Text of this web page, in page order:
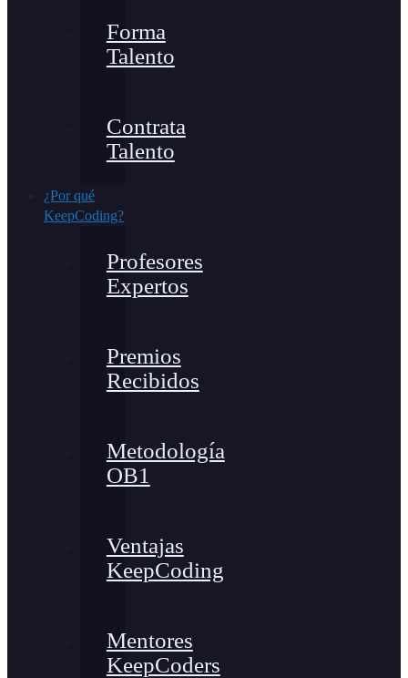
Forma
Talento
Contrata
Talento
¿Por qué
KeepCoding?
Profesores
Expertos
Premios
Recibidos
Metodología
OB1
Ventajas
KeepCoding
Mentores
KeepCoders